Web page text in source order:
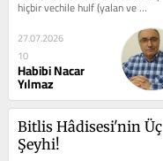
hiçbir vechile hulf (yalan ve
aldatmaya) ve hilafa mecburiyeti
olmayan ve...
27.07.2026
10
Habibi Nacar
Yılmaz
Bitlis Hâdisesi'nin Üç
Şeyhi!